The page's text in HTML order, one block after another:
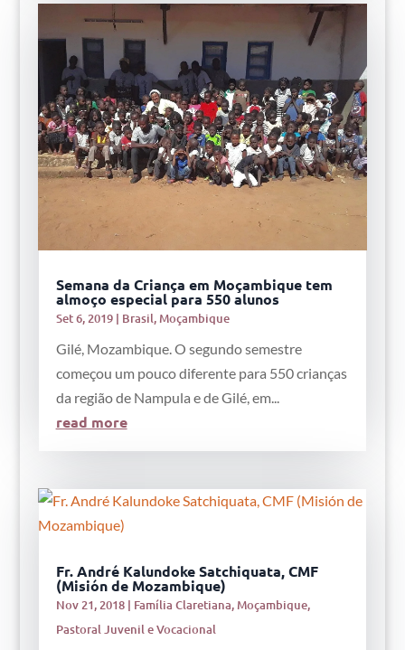
Semana da Criança em Moçambique tem
almoço especial para 550 alunos
Set 6, 2019| Brasil,Moçambique
Gilé, Mozambique. O segundo semestre
começou um pouco diferente para 550 crianças
da região de Nampula e de Gilé, em...
read more
Fr. André Kalundoke Satchiquata, CMF
(Misión de Mozambique)
Nov 21, 2018| Família Claretiana,Moçambique,
Pastoral Juvenil e Vocacional